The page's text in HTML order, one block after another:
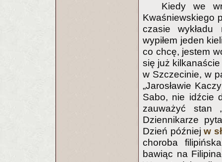
Kiedy we
Kwaśniewskiego
czasie
wypiłem jeden
co chcę, jestem
się już
w Szczecinie, w
„Jarosławie
Sabo, nie idźcie
zauważyć stan
Dziennikarze
Dzień późniejw
choroba
bawiąc na